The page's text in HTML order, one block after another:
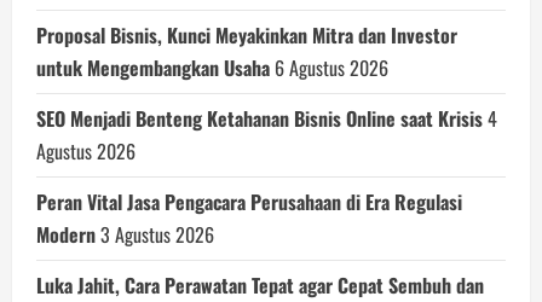
Proposal Bisnis, Kunci Meyakinkan Mitra dan Investor
untuk Mengembangkan Usaha 6 Agustus 2026
SEO Menjadi Benteng Ketahanan Bisnis Online saat Krisis4
Agustus 2026
Peran Vital Jasa Pengacara Perusahaan di Era Regulasi
Modern3 Agustus 2026
Luka Jahit, Cara Perawatan Tepat agar Cepat Sembuh dan